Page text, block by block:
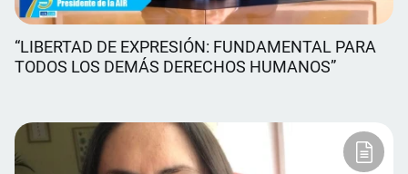
“LIBERTAD DE EXPRESIÓN: FUNDAMENTAL PARA
TODOS LOS DEMÁS DERECHOS HUMANOS”